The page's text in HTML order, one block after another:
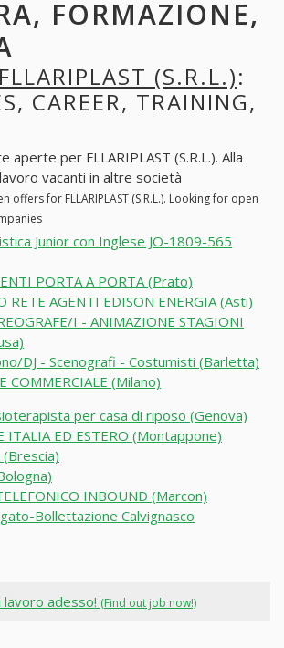
FORMAZIONE,
FLLARIPLAST (S.R.L.):
CAREER, TRAINING,
aperte per FLLARIPLAST (S.R.L.). Alla
vacanti in altre società
offers for FLLARIPLAST (S.R.L.). Looking for open
Junior con Inglese JO-1809-565
PORTA A PORTA (Prato)
RETE AGENTI EDISON ENERGIA (Asti)
I - ANIMAZIONE STAGIONI
DJ - Scenografi - Costumisti (Barletta)
COMMERCIALE (Milano)
per casa di riposo (Genova)
ITALIA ED ESTERO (Montappone)
INBOUND (Marcon)
Bollettazione Calvignasco
lavoro adesso! (Find out job now!)